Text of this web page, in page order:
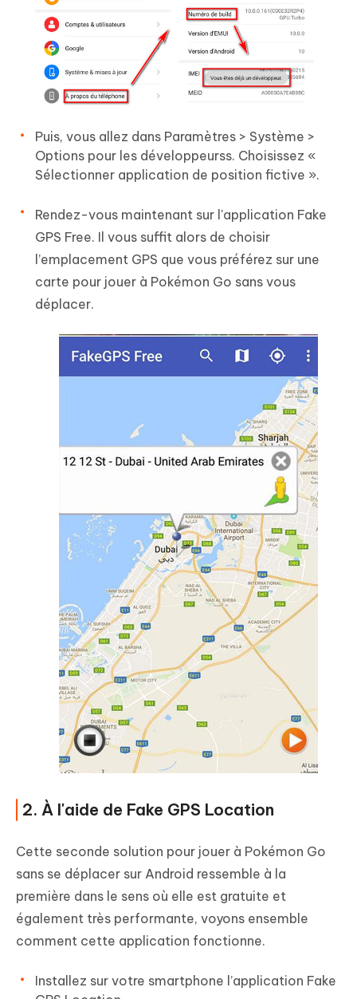
Puis, vous allez dans Paramètres > Système >
Options pour les développeurss. Choisissez «
Sélectionner application de position fictive ».
Rendez-vous maintenant sur l'application Fake
GPS Free. Il vous suffit alors de choisir
l’emplacement GPS que vous préférez sur une
carte pour jouer à Pokémon Go sans vous
déplacer.
2. À l'aide de Fake GPS Location
Cette seconde solution pour jouer à Pokémon Go
sans se déplacer sur Android ressemble à la
première dans le sens où elle est gratuite et
également très performante, voyons ensemble
comment cette application fonctionne.
Installez sur votre smartphone l’application Fake